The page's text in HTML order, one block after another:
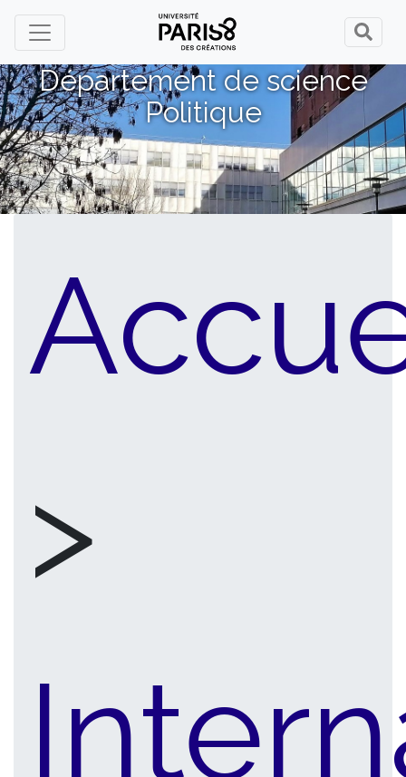
Panneau de gestion des cookies
Département de science
Politique
>